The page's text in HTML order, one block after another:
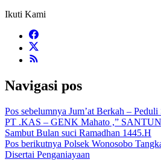
Ikuti Kami
Navigasi pos
Pos sebelumnya Jum’at Berkah –
PT .KAS – GENK Mahato ,”
Sambut Bulan suci Ramadhan 1445.H
Pos berikutnya Polsek Wonosobo
Disertai Penganiayaan